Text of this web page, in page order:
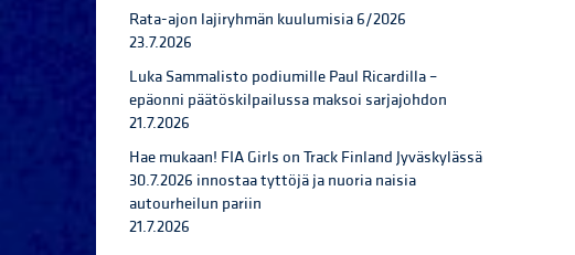
Rata-ajon lajiryhmän kuulumisia 6/2026
23.7.2026
Luka Sammalisto podiumille Paul Ricardilla –
epäonni päätöskilpailussa maksoi sarjajohdon
21.7.2026
Hae mukaan! FIA Girls on Track Finland Jyväskylässä
30.7.2026 innostaa tyttöjä ja nuoria naisia
autourheilun pariin
21.7.2026